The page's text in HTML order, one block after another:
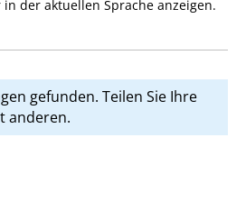
der aktuellen Sprache anzeigen.
gefunden. Teilen Sie Ihre
anderen.